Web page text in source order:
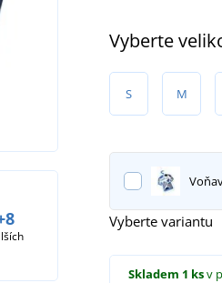
Vyberte
S M
Vyberte variantu
Skladem 1 ksv